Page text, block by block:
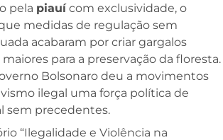
pela piauícom exclusividade, o
medidas de regulação sem
acabaram por criar gargalos
para a preservação da floresta.
Bolsonaro deu a movimentos
ilegal uma força política de
sem precedentes.
“Ilegalidade e Violência na